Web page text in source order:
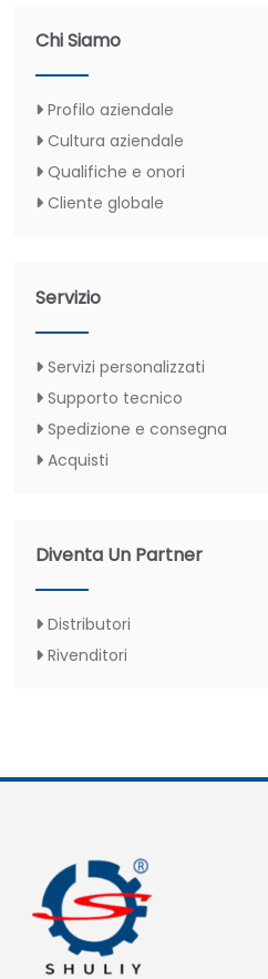
Chi Siamo
Profilo aziendale
Cultura aziendale
Qualifiche e onori
Cliente globale
Servizio
Servizi personalizzati
Supporto tecnico
Spedizione e consegna
Acquisti
Diventa Un Partner
Distributori
Rivenditori